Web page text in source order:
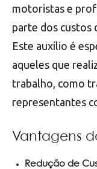
motoristas e
parte dos custos
Este auxílio é
aqueles que
trabalho, como
representantes
Vantagens
Redução de